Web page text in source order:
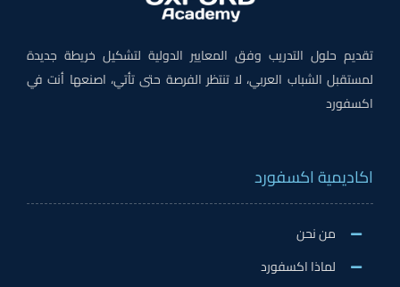
تقديم حلول التدريب وفق المعايير الدولية لتشكيل خريطة جديدة
لمستقبل الشباب العربي، لا تنتظر الفرصة حتى تأتي، اصنعها أنت في
اكسفورد
اكاديمية اكسفورد
من نحن
لماذا اكسفورد